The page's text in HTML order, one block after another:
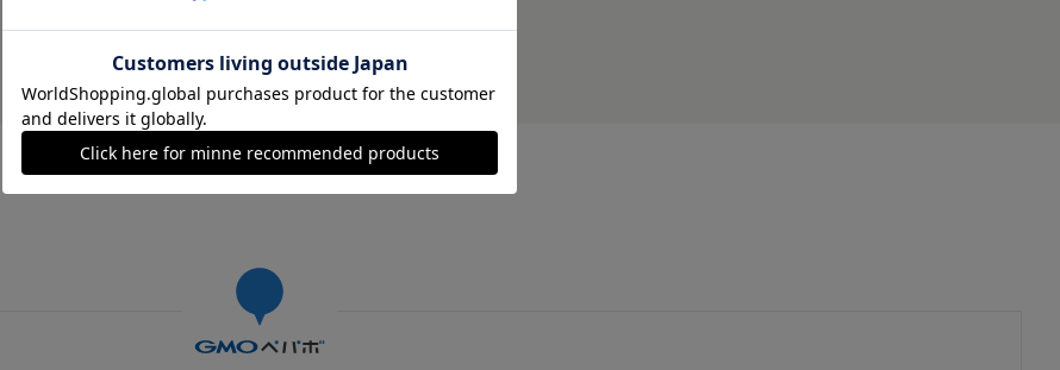
プライバシーポリシー 会社概要 採用情報 メディアキット
©GMO Pepabo, Inc. All rights reserved.